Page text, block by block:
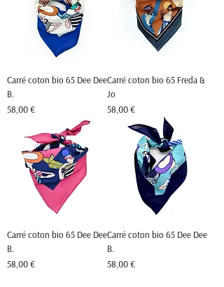
Carré coton bio 65 Dee Dee
B.
Prix
58,00 €
Carré coton bio 65 Freda &
Jo
Prix
58,00 €
Carré coton bio 65 Dee Dee
B.
Prix
58,00 €
Carré coton bio 65 Dee Dee
B.
Prix
58,00 €